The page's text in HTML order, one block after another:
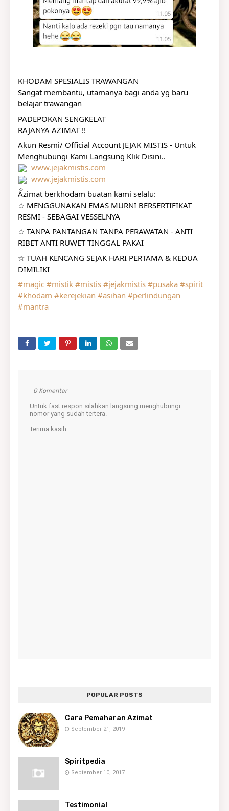
KHODAM SPESIALIS TRAWANGAN
Sangat membantu, utamanya bagi anda yg baru
belajar trawangan
PADEPOKAN SENGKELAT
RAJANYA AZIMAT !!
Akun Resmi/ Official Account JEJAK MISTIS - Untuk
Menghubungi Kami Langsung Klik Disini..
www.jejakmistis.com
www.jejakmistis.com
Azimat berkhodam buatan kami selalu:
☆ MENGGUNAKAN EMAS MURNI BERSERTIFIKAT
RESMI - SEBAGAI VESSELNYA
☆ TANPA PANTANGAN TANPA PERAWATAN - ANTI
RIBET ANTI RUWET TINGGAL PAKAI
☆ TUAH KENCANG SEJAK HARI PERTAMA & KEDUA
DIMILIKI
#magic #mistik #mistis #jejakmistis #pusaka #spirit
#khodam #kerejekian #asihan #perlindungan
#mantra
0 Komentar
Untuk fast respon silahkan langsung menghubungi
nomor yang sudah tertera.
Terima kasih.
POPULAR POSTS
Cara Pemaharan Azimat
September 21, 2019
Spiritpedia
September 10, 2017
Testimonial